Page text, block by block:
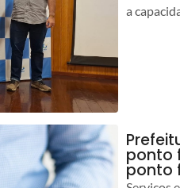
a
ponto
ponto